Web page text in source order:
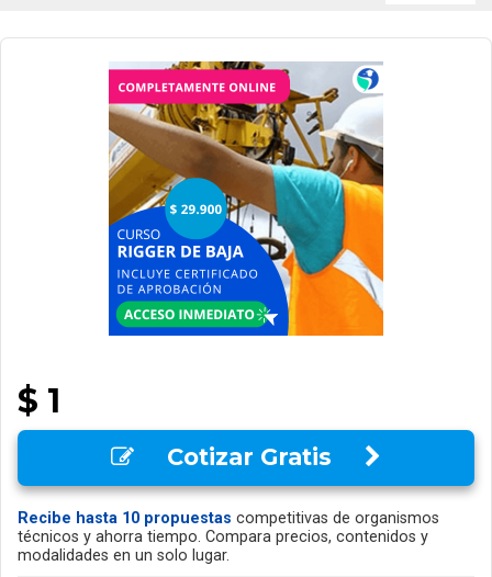
$ 1
Cotizar Gratis
Recibe hasta 10 propuestas competitivas de organismos
técnicos y ahorra tiempo. Compara precios, contenidos y
modalidades en un solo lugar.